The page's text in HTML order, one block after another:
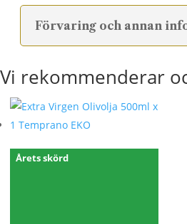
Förvaring och annan
Vi rekommenderar
Årets skörd